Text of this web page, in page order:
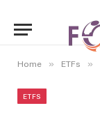
Home » ETFs »
ETFS